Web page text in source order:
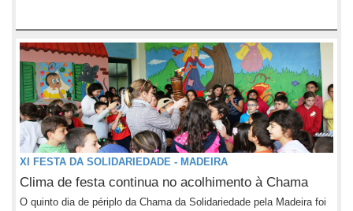
XI FESTA DA SOLIDARIEDADE - MADEIRA
Clima de festa continua no acolhimento à Chama
O quinto dia de périplo da Chama da Solidariedade pela Madeira foi